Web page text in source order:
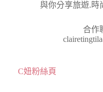
與你分享旅遊.時
合作
C妞粉絲頁